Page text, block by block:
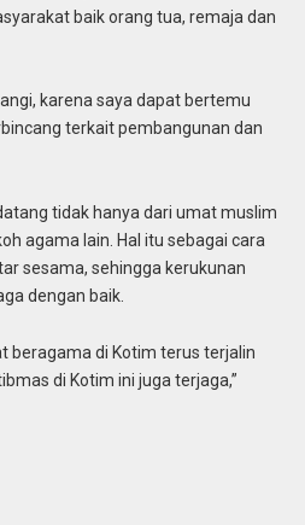
baik orang tua, remaja dan
karena saya dapat bertemu
terkait pembangunan dan
tidak hanya dari umat muslim
agama lain. Hal itu sebagai cara
sesama, sehingga kerukunan
dengan baik.
beragama di Kotim terus terjalin
di Kotim ini juga terjaga,”